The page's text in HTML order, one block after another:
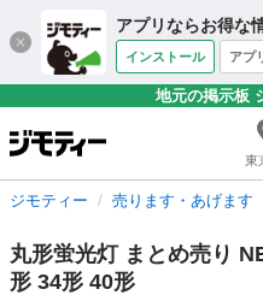
アプリならお得な
インストール アプ
地元の掲示板
東
ジモティー 売ります・あげます
丸形蛍光灯 まとめ売り
形 34形 40形